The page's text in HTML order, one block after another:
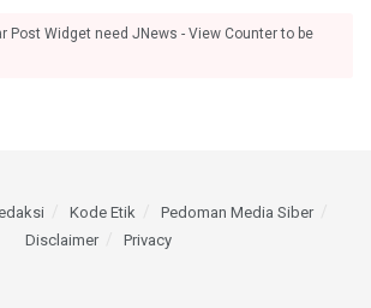
Post Widget need JNews - View Counter to be
Kode Etik
Pedoman Media Siber
Disclaimer
Privacy